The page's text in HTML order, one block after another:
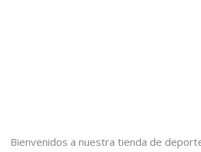
Bienvenidos a nuestra tienda de